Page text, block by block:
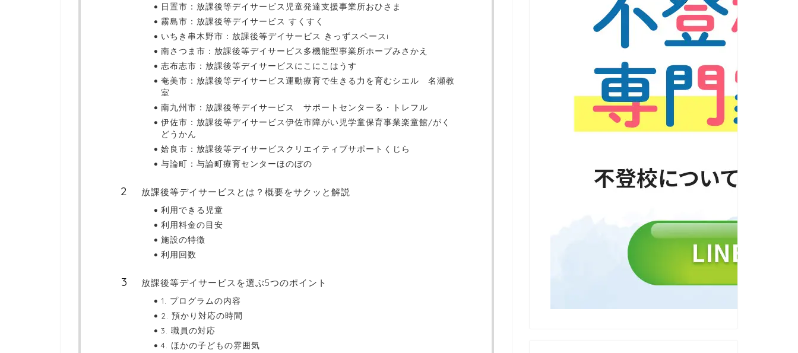
日置市：放課後等デイサービス児童発達支援事業所おひさま
霧島市：放課後等デイサービス すくすく
いちき串木野市：放課後等デイサービス きっずスペースi
南さつま市：放課後等デイサービス多機能型事業所ホープみさかえ
志布志市：放課後等デイサービスにこにこはうす
奄美市：放課後等デイサービス運動療育で生きる力を育むシエル 名瀬教
室
南九州市：放課後等デイサービス サポートセンターる・トレフル
伊佐市：放課後等デイサービス伊佐市障がい児学童保育事業楽童館/がく
どうかん
姶良市：放課後等デイサービスクリエイティブサポートくじら
与論町：与論町療育センターほのぼの
放課後等デイサービスとは？概要をサクッと解説
利用できる児童
利用料金の目安
施設の特徴
利用回数
放課後等デイサービスを選ぶ5つのポイント
1. プログラムの内容
2. 預かり対応の時間
3. 職員の対応
4. ほかの子どもの雰囲気